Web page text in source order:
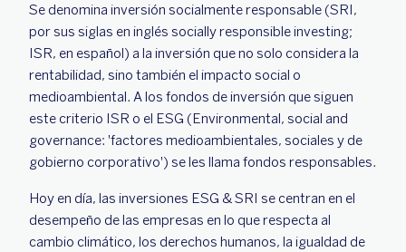
Se denomina inversión socialmente responsable (SRI,
por sus siglas en inglés socially responsible investing;
ISR, en español) a la inversión que no solo considera la
rentabilidad, sino también el impacto social o
medioambiental. A los fondos de inversión que siguen
este criterio ISR o el ESG (Environmental, social and
governance: 'factores medioambientales, sociales y de
gobierno corporativo') se les llama fondos responsables.
Hoy en día, las inversiones ESG & SRI se centran en el
desempeño de las empresas en lo que respecta al
cambio climático, los derechos humanos, la igualdad de